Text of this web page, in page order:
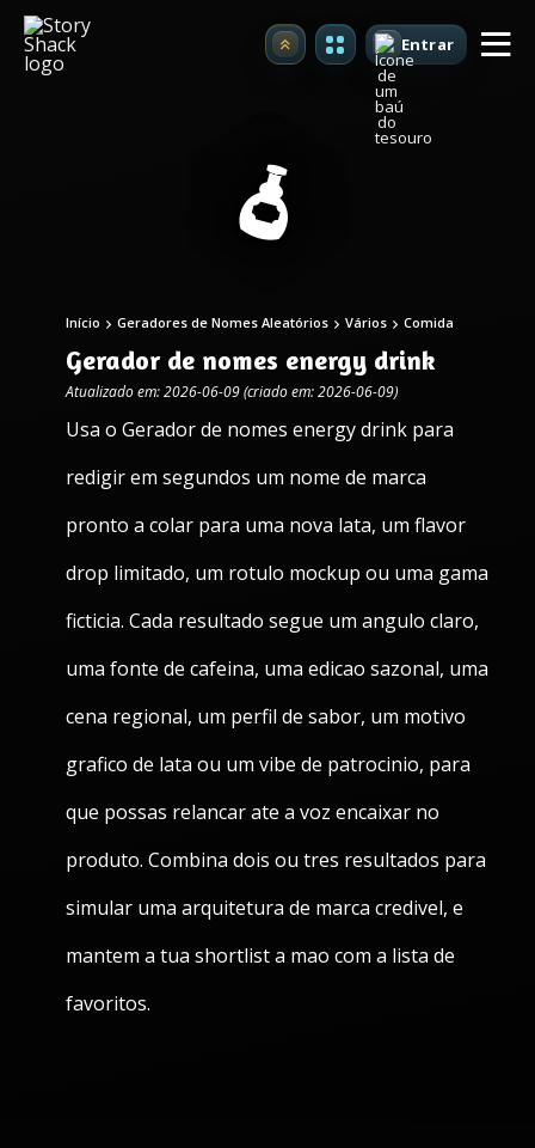
Atualizar Entrar
Início Geradores de Nomes Aleatórios Vários Comida
Gerador de nomes energy drink
Atualizado em: 2026-06-09 (criado em: 2026-06-09)
Usa o Gerador de nomes energy drink para
redigir em segundos um nome de marca
pronto a colar para uma nova lata, um flavor
drop limitado, um rotulo mockup ou uma gama
ficticia. Cada resultado segue um angulo claro,
uma fonte de cafeina, uma edicao sazonal, uma
cena regional, um perfil de sabor, um motivo
grafico de lata ou um vibe de patrocinio, para
que possas relancar ate a voz encaixar no
produto. Combina dois ou tres resultados para
simular uma arquitetura de marca credivel, e
mantem a tua shortlist a mao com a lista de
favoritos.